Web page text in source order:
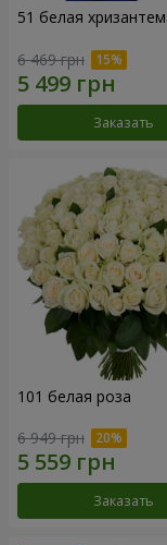
51 белая
6 469 грн
Заказать
101 белая роза
6 949 грн
Заказать